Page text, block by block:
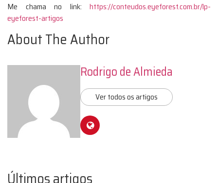
Me chama no link: https://conteudos.eyeforest.com.br/lp-
eyeforest-artigos
About The Author
Rodrigo de Almieda
Ver todos os artigos
Últimos artigos